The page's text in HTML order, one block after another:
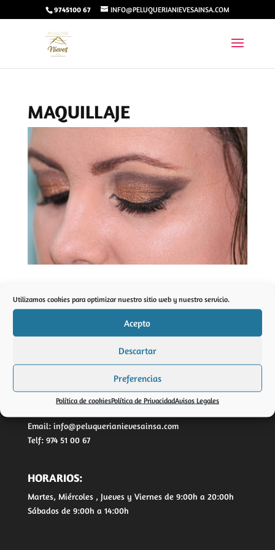
Utilizamos cookies para optimizar nuestro sitio web y nuestro servicio.
Acepto
Descartar
Preferencias
Política de cookiesPolítica de PrivacidadAvisos Legales
9745100 67 INFO@PELUQUERIANIEVESAINSA.COM
MAQUILLAJE
mirada sofisticada, unos labios listos para morder…
conseguiremos el maquillaje adecuado para cada ocasión.
PELUQUERÍA NIEVES
Email: info@peluquerianievesainsa.com
Telf: 974 51 00 67
HORARIOS:
Martes, Miércoles , Jueves y Viernes de 9:00h a 20:00h
Sábados de 9:00h a 14:00h